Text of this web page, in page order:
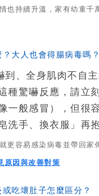
持續升溫，家有幼童千
大人也會得腸病毒嗎？
到、全身肌肉不自
種驚嚇反應，請立
一般感冒），但很
洗手、換衣服」再抱
更容易感染病毒並帶回家
原因與改善對策
吃壞肚子怎麼區分？